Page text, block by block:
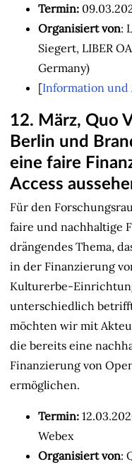
Termin:
Organisiert von:
Siegert, LIBER
Germany)
[Information und
12. März, Quo
Berlin und
eine faire
Access
Für den
faire und nachhaltige
drängendes Thema,
in der Finanzierung
Kulturerbe-
unterschiedlich
möchten wir mit
die bereits eine
Finanzierung von
ermöglichen.
Termin:
Webex
Organisiert von: